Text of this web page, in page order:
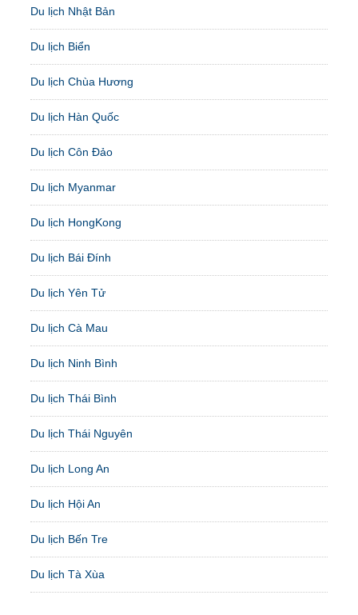
Du lịch Nhật Bản
Du lịch Biển
Du lịch Chùa Hương
Du lịch Hàn Quốc
Du lịch Côn Đảo
Du lịch Myanmar
Du lịch HongKong
Du lịch Bái Đính
Du lịch Yên Tử
Du lịch Cà Mau
Du lịch Ninh Bình
Du lịch Thái Bình
Du lịch Thái Nguyên
Du lịch Long An
Du lịch Hội An
Du lịch Bến Tre
Du lịch Tà Xùa